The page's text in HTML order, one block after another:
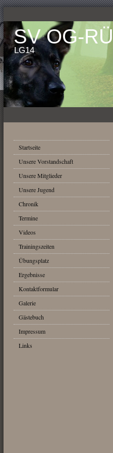
SV OG-
LG14
Startseite
Unsere Vorstandschaft
Unsere Mitglieder
Unsere Jugend
Chronik
Termine
Videos
Trainingszeiten
Übungsplatz
Ergebnisse
Kontaktformular
Galerie
Gästebuch
Impressum
Links